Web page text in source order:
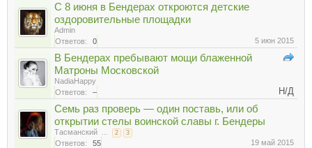
С 8 июня в Бендерах откроются детские
оздоровительные площадки
Admin
Ответов:
0 5 июн 2015
В Бендерах пребывают мощи блаженной
Матроны Московской
NadiaHappy
Ответов:
– Н/Д
Семь раз проверь — один поставь, или об
открытии стелы воинской славы г. Бендеры
Тасманский ... 2 3
Ответов: 55 19 май 2015